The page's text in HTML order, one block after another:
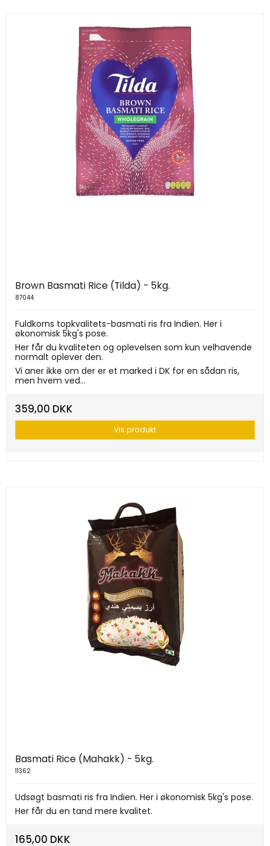
Brown Basmati Rice (Tilda) - 5kg.
87044
Fuldkorns topkvalitets-basmati ris fra Indien. Her i
økonomisk 5kg's pose.
Her får du kvaliteten og oplevelsen som kun velhavende
normalt oplever den.
Vi aner ikke om der er et marked i DK for en sådan ris,
men hvem ved...
359,00 DKK
Vis produkt
Basmati Rice (Mahakk) - 5kg.
11362
Udsøgt basmati ris fra Indien. Her i økonomisk 5kg's pose.
Her får du en tand mere kvalitet.
165,00 DKK